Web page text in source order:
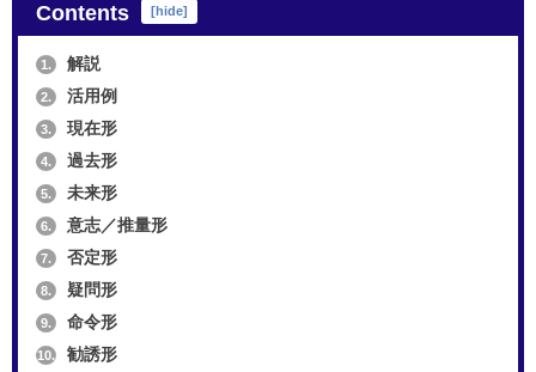
Contents [hide]
1. 解説
2. 活用例
3. 現在形
4. 過去形
5. 未来形
6. 意志／推量形
7. 否定形
8. 疑問形
9. 命令形
10. 勧誘形